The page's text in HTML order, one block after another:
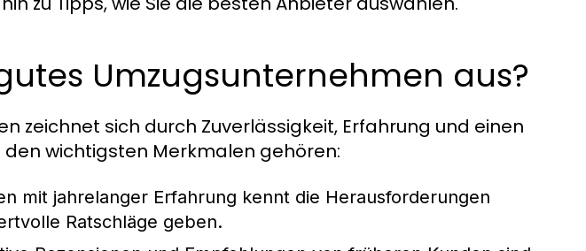
Umzugsunternehmen aus?
zeichnet sich durch Zuverlässigkeit, Erfahrung und einen
den wichtigsten Merkmalen gehören:
mit jahrelanger Erfahrung kennt die Herausforderungen
Ratschläge geben.